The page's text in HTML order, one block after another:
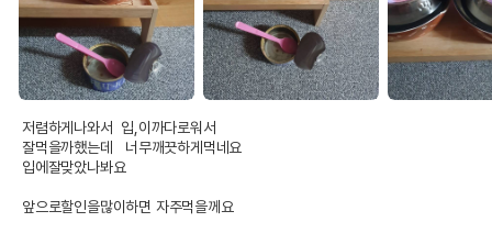
저렴하게나와서  입,이까다로워서
잘먹을까했는데   너무깨끗하게먹네요
입에잘맞았나봐요
앞으로할인을많이하면 자주먹을께요